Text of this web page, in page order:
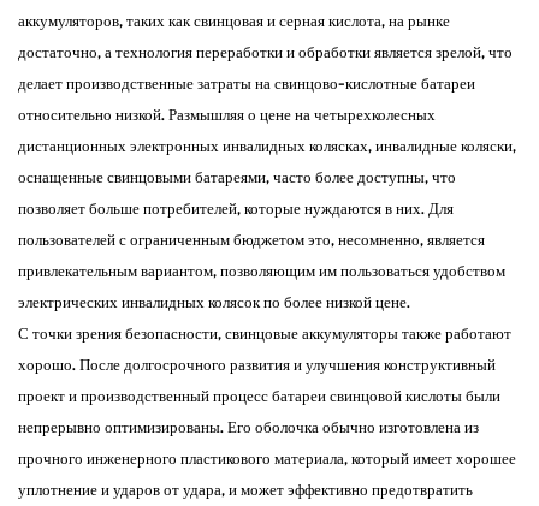
аккумуляторов, таких как свинцовая и серная кислота, на рынке
достаточно, а технология переработки и обработки является зрелой, что
делает производственные затраты на свинцово-кислотные батареи
относительно низкой. Размышляя о цене на четырехколесных
дистанционных электронных инвалидных колясках, инвалидные коляски,
оснащенные свинцовыми батареями, часто более доступны, что
позволяет больше потребителей, которые нуждаются в них. Для
пользователей с ограниченным бюджетом это, несомненно, является
привлекательным вариантом, позволяющим им пользоваться удобством
электрических инвалидных колясок по более низкой цене. ​
С точки зрения безопасности, свинцовые аккумуляторы также работают
хорошо. После долгосрочного развития и улучшения конструктивный
проект и производственный процесс батареи свинцовой кислоты были
непрерывно оптимизированы. Его оболочка обычно изготовлена ​​из
прочного инженерного пластикового материала, который имеет хорошее
уплотнение и ударов от удара, и может эффективно предотвратить